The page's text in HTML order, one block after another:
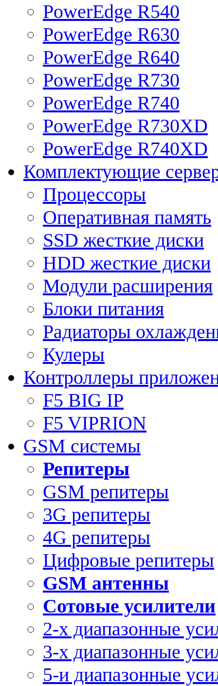
PowerEdge R540
PowerEdge R630
PowerEdge R640
PowerEdge R730
PowerEdge R740
PowerEdge R730XD
PowerEdge R740XD
Комплектующие
Процессоры
Оперативная память
SSD жесткие диски
HDD жесткие диски
Модули расширения
Блоки питания
Радиаторы
Кулеры
Контроллеры
F5 BIG IP
F5 VIPRION
GSM системы
Репитеры
GSM репитеры
3G репитеры
4G репитеры
Цифровые репитеры
GSM антенны
Сотовые усилители
2-х диапазонные
3-х диапазонные
5-и диапазонные